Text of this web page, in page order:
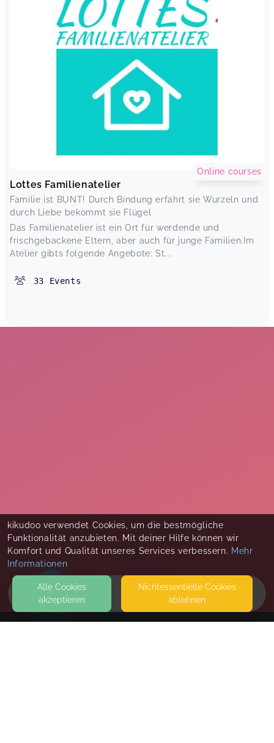
HOME
Lottes Familienatelier
Familie ist BUNT! Durch Bindung erfährt sie Wurzeln und
durch Liebe bekommt sie Flügel
Das Familienatelier ist ein Ort für werdende und
frischgebackene Eltern, aber auch für junge Familien.Im
Atelier gibts folgende Angebote: St...
Online courses
33 Events
kikudoo verwendet Cookies, um die bestmögliche
Funktionalität anzubieten. Mit deiner Hilfe können wir
Komfort und Qualität unseres Services verbessern. Mehr
Informationen
Alle Cookies
akzeptieren
Nicht­essentielle Cookies
ablehnen